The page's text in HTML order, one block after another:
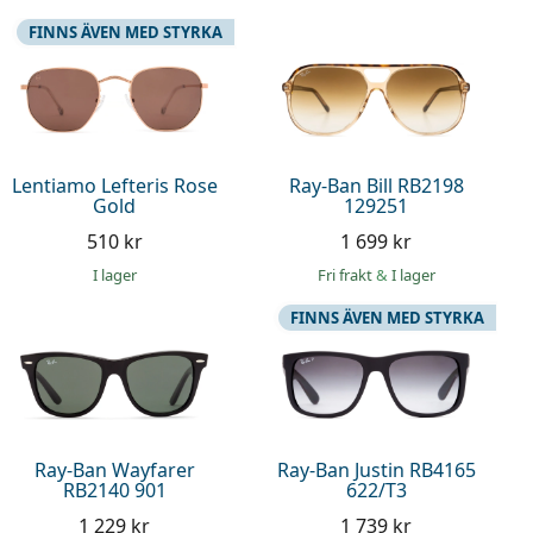
Lentiamo Lefteris Rose
Gold
FINNS ÄVEN MED STYRKA
510 kr
I lager
Ray-Ban Bill RB2198
129251
1 699 kr
Fri frakt& I lager
Ray-Ban Wayfarer
RB2140 901
1 229 kr
Ray-Ban Justin RB4165
622/T3
FINNS ÄVEN MED STYRKA
1 739 kr